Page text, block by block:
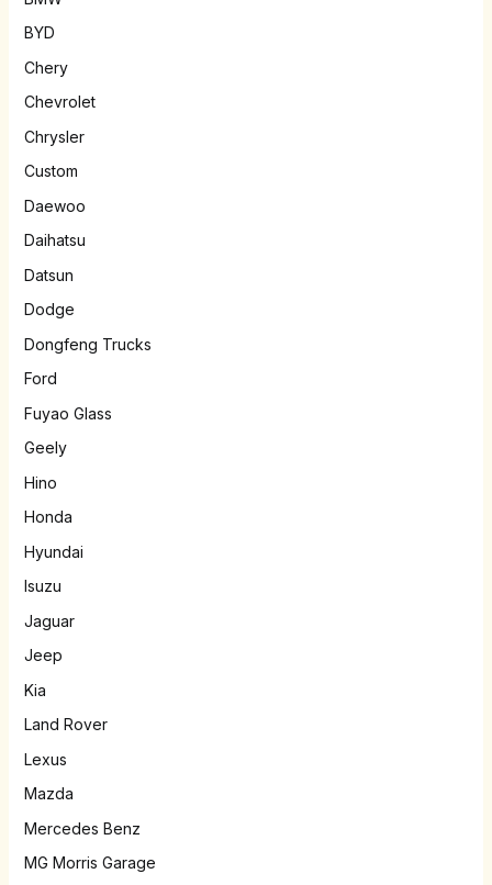
BYD
Chery
Chevrolet
Chrysler
Custom
Daewoo
Daihatsu
Datsun
Dodge
Dongfeng Trucks
Ford
Fuyao Glass
Geely
Hino
Honda
Hyundai
Isuzu
Jaguar
Jeep
Kia
Land Rover
Lexus
Mazda
Mercedes Benz
MG Morris Garage